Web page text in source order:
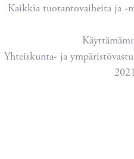
Kaikkia tuotantovaiheita ja -
Yhteiskunta- ja